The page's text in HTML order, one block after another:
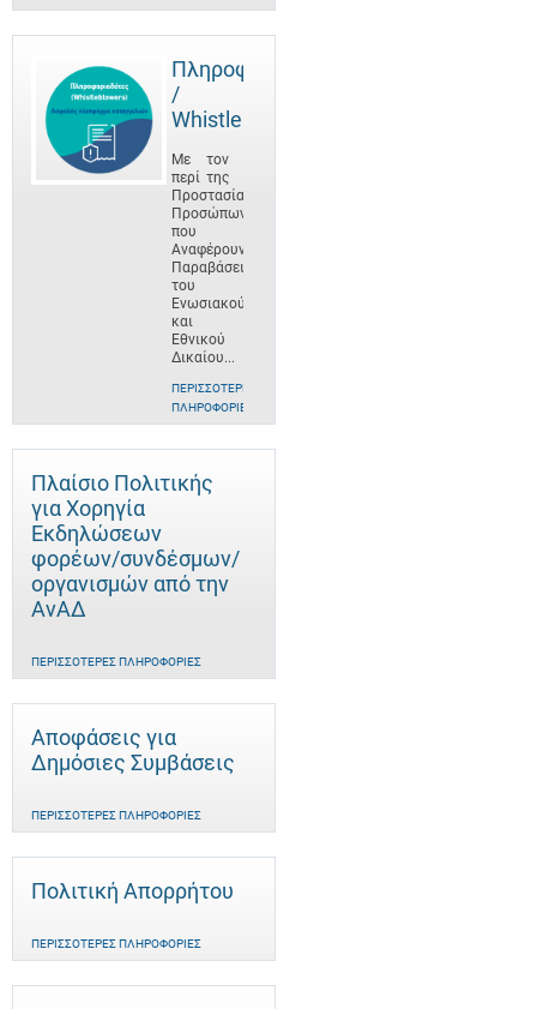
Πληροφοριοδότες
/
Whistleblowers
Με τον
περί της
Προστασίας
Προσώπων
που
Αναφέρουν
Παραβάσεις
του
Ενωσιακού
και
Εθνικού
Δικαίου...
ΠΕΡΙΣΣΌΤΕΡΕΣ
ΠΛΗΡΟΦΟΡΊΕΣ
Πλαίσιο Πολιτικής
για Χορηγία
Εκδηλώσεων
φορέων/συνδέσμων/
οργανισμών από την
ΑνΑΔ
ΠΕΡΙΣΣΌΤΕΡΕΣ ΠΛΗΡΟΦΟΡΊΕΣ
Αποφάσεις για
Δημόσιες Συμβάσεις
ΠΕΡΙΣΣΌΤΕΡΕΣ ΠΛΗΡΟΦΟΡΊΕΣ
Πολιτική Απορρήτου
ΠΕΡΙΣΣΌΤΕΡΕΣ ΠΛΗΡΟΦΟΡΊΕΣ